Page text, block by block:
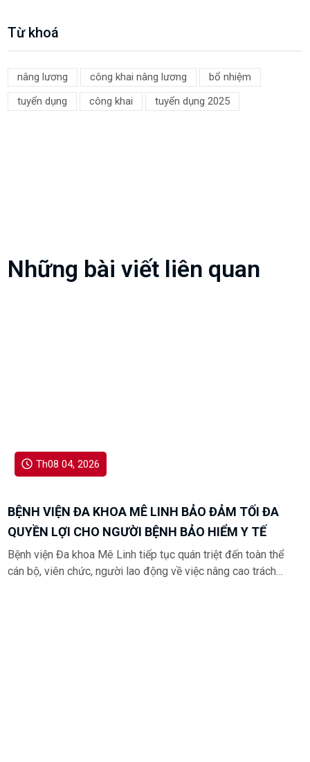
Từ khoá
nâng lương công khai nâng lương
bổ nhiệm
tuyển dụng
công khai tuyển dụng 2025
Những bài viết liên quan
Th08 04, 2026
BỆNH VIỆN ĐA KHOA MÊ LINH BẢO ĐẢM TỐI ĐA
QUYỀN LỢI CHO NGƯỜI BỆNH BẢO HIỂM Y TẾ
Bệnh viện Đa khoa Mê Linh tiếp tục quán triệt đến toàn thể
cán bộ, viên chức, người lao động về việc nâng cao trách